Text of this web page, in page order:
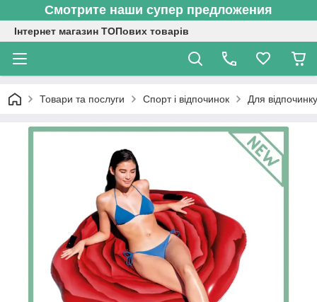
Смотрите наши супер предложения
Інтернет магазин ТОПових товарів
Товари та послуги Спорт і відпочинок Для відпочинку